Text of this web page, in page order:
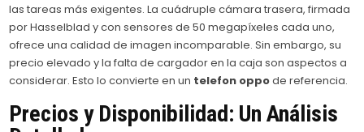
las tareas más exigentes. La cuádruple cámara trasera, firmada
por Hasselblad y con sensores de 50 megapíxeles cada uno,
ofrece una calidad de imagen incomparable. Sin embargo, su
precio elevado y la falta de cargador en la caja son aspectos a
considerar. Esto lo convierte en un telefon oppode referencia.
Precios y Disponibilidad: Un Análisis